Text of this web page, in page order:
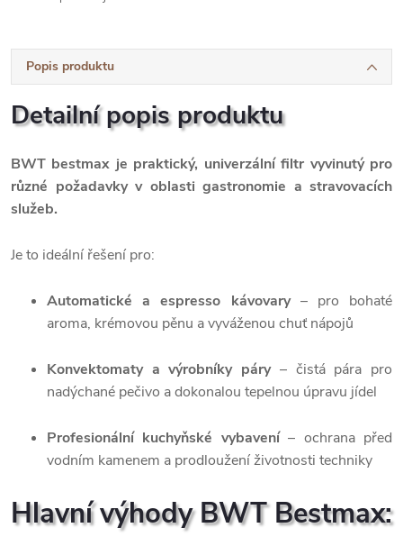
Popis produktu
Detailní popis produktu
BWT bestmax je praktický, univerzální filtr vyvinutý pro
různé požadavky v oblasti gastronomie a stravovacích
služeb.
Je to ideální řešení pro:
Automatické a espresso kávovary– pro bohaté
aroma, krémovou pěnu a vyváženou chuť nápojů
Konvektomaty a výrobníky páry– čistá pára pro
nadýchané pečivo a dokonalou tepelnou úpravu jídel
Profesionální kuchyňské vybavení– ochrana před
vodním kamenem a prodloužení životnosti techniky
Hlavní výhody BWT Bestmax: